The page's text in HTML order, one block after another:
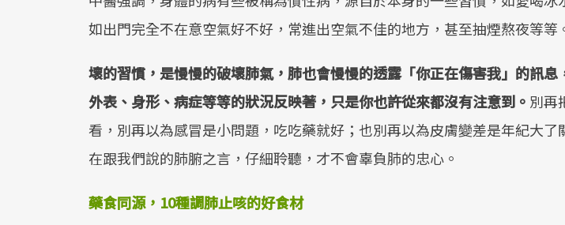
如出門完全不在意空氣好不好，常進出空氣不佳的地方，甚至抽煙熬夜等等
壞的習慣，是慢慢的破壞肺氣，肺也會慢慢的透露「你正在傷害我」的訊息
外表、身形、病症等等的狀況反映著，只是你也許從來都沒有注意到。 別再
看，別再以為感冒是小問題，吃吃藥就好；也別再以為皮膚變差是年紀大了
在跟我們說的肺腑之言，仔細聆聽，才不會辜負肺的忠心。
藥食同源，10種調肺止咳的好食材